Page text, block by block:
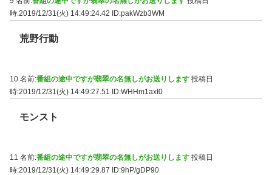
時:2019/12/31(火) 14:49:24.42
ID:pakWzb3WM
荒野行動
10 名前:番組の途中ですが翡翠の名無しがお送りします 投稿日
時:2019/12/31(火) 14:49:27.51
ID:WHHm1axI0
モンスト
11 名前:番組の途中ですが翡翠の名無しがお送りします 投稿日
時:2019/12/31(火) 14:49:29.87 ID:9hP/gDP90